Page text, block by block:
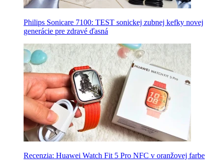
Philips Sonicare 7100: TEST sonickej zubnej kefky novej
generácie pre zdravé ďasná
Recenzia: Huawei Watch Fit 5 Pro NFC v oranžovej farbe